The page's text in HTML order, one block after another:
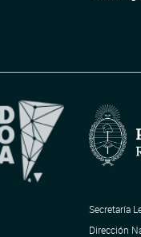
Secretaría
Dirección